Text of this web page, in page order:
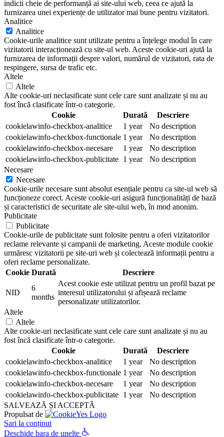
indicii cheie de performanță ai site-ului web, ceea ce ajută la
furnizarea unei experiențe de utilizator mai bune pentru vizitatori.
Analitice
Analitice
Cookie-urile analitice sunt utilizate pentru a înțelege modul în care
vizitatorii interacționează cu site-ul web. Aceste cookie-uri ajută la
furnizarea de informații despre valori, numărul de vizitatori, rata de
respingere, sursa de trafic etc.
Altele
Altele
Alte cookie-uri neclasificate sunt cele care sunt analizate și nu au
fost încă clasificate într-o categorie.
Cookie
Durată
Descriere
cookielawinfo-checkbox-analitice
1 year
No description
cookielawinfo-checkbox-functionale 1 year
No description
cookielawinfo-checkbox-necesare
1 year
No description
cookielawinfo-checkbox-publicitate 1 year
No description
Necesare
Necesare
Cookie-urile necesare sunt absolut esențiale pentru ca site-ul web să
funcționeze corect. Aceste cookie-uri asigură funcționalități de bază
și caracteristici de securitate ale site-ului web, în mod anonim.
Publicitate
Publicitate
Cookie-urile de publicitate sunt folosite pentru a oferi vizitatorilor
reclame relevante și campanii de marketing. Aceste module cookie
urmăresc vizitatorii pe site-uri web și colectează informații pentru a
oferi reclame personalizate.
Cookie Durată Descriere
NID
6
months
Acest cookie este utilizat pentru un profil bazat pe
interesul utilizatorului și afișează reclame
personalizate utilizatorilor.
Altele
Altele
Alte cookie-uri neclasificate sunt cele care sunt analizate și nu au
fost încă clasificate într-o categorie.
Cookie
Durată
Descriere
cookielawinfo-checkbox-analitice
1 year
No description
cookielawinfo-checkbox-functionale 1 year
No description
cookielawinfo-checkbox-necesare
1 year
No description
cookielawinfo-checkbox-publicitate 1 year
No description
SALVEAZĂ ȘI ACCEPTĂ
Propulsat de
Sari la conținut
Deschide bara de unelte